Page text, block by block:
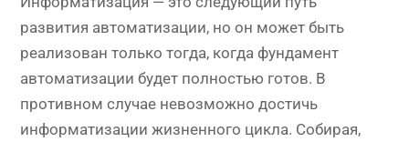
развития автоматизации, но он может быть
реализован только тогда, когда фундамент
автоматизации будет полностью готов. В
противном случае невозможно достичь
информатизации жизненного цикла. Собирая,